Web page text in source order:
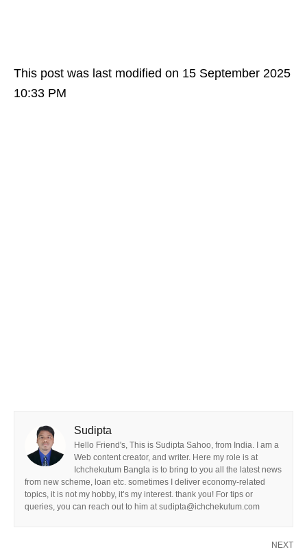
This post was last modified on 15 September 2025
10:33 PM
Sudipta
Hello Friend's, This is Sudipta Sahoo, from India. I am a
Web content creator, and writer. Here my role is at
Ichchekutum Bangla is to bring to you all the latest news
from new scheme, loan etc. sometimes I deliver economy-related
topics, it is not my hobby, it’s my interest. thank you! For tips or
queries, you can reach out to him at sudipta@ichchekutum.com
NEXT